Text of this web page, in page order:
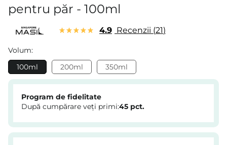
pentru păr - 100ml
4.9 Recenzii 21
Volum:
100ml
200ml 350ml
Program de fidelitate
După cumpărare veți primi:45 pct.